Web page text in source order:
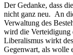
Der Gedanke, dass
nicht ganz neu. An
Verwaltung des
wird die Verteidigung
Liberalismus wirkt
Gegenwart, als wolle